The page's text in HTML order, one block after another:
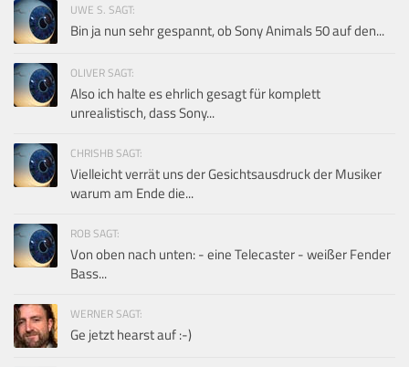
UWE S. SAGT:
Bin ja nun sehr gespannt, ob Sony Animals 50 auf den...
OLIVER SAGT:
Also ich halte es ehrlich gesagt für komplett
unrealistisch, dass Sony...
CHRISHB SAGT:
Vielleicht verrät uns der Gesichtsausdruck der Musiker
warum am Ende die...
ROB SAGT:
Von oben nach unten: - eine Telecaster - weißer Fender
Bass...
WERNER SAGT:
Ge jetzt hearst auf :-)